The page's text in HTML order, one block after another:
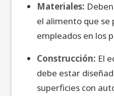
Materiales:
el alimento que se
empleados en los
Construcción: El
debe estar
superficies con